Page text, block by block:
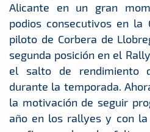
Alicante en un gran
podios consecutivos en la
piloto de Corbera de
segunda posición en el
el salto de rendimiento
durante la temporada.
la motivación de seguir
año en los rallyes y con